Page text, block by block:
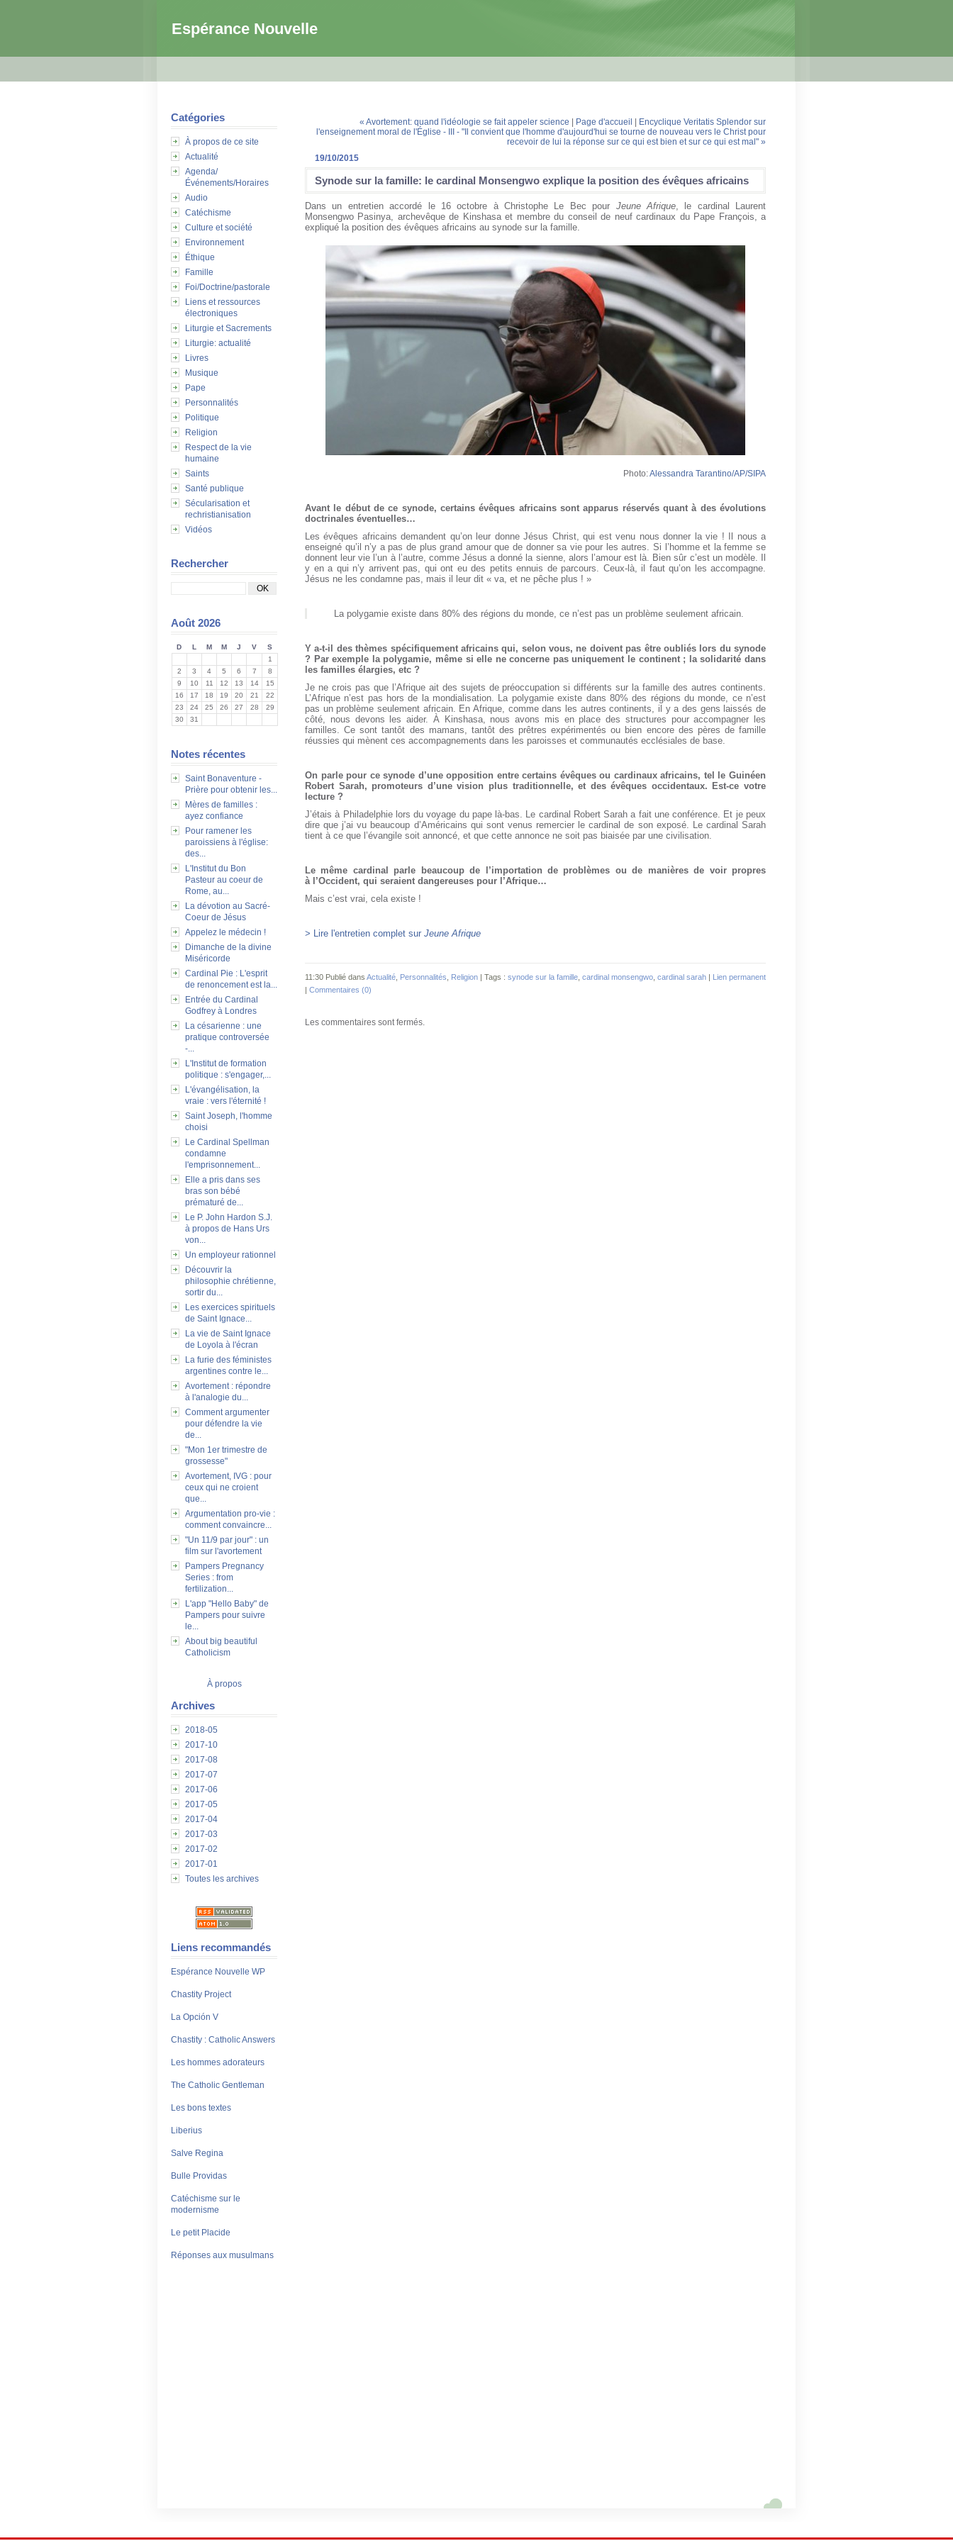
Espérance Nouvelle
Catégories
À propos de ce site
Actualité
Agenda/
Événements/Horaires
Audio
Catéchisme
Culture et société
Environnement
Éthique
Famille
Foi/Doctrine/pastorale
Liens et ressources
électroniques
Liturgie et Sacrements
Liturgie: actualité
Livres
Musique
Pape
Personnalités
Politique
Religion
Respect de la vie
humaine
Saints
Santé publique
Sécularisation et
rechristianisation
Vidéos
Rechercher
Août 2026
D L M M J V
S
1
2
3 4 5 6 7
8
9
10 11 12 13 14
15
16
17 18 19 20 21
22
23
24 25 26 27 28
29
30
31
Notes récentes
Saint Bonaventure -
Prière pour obtenir les...
Mères de familles :
ayez confiance
Pour ramener les
paroissiens à l'église:
des...
L'Institut du Bon
Pasteur au coeur de
Rome, au...
La dévotion au Sacré-
Coeur de Jésus
Appelez le médecin !
Dimanche de la divine
Miséricorde
Cardinal Pie : L'esprit
de renoncement est la...
Entrée du Cardinal
Godfrey à Londres
La césarienne : une
pratique controversée
-...
L'Institut de formation
politique : s'engager,...
L'évangélisation, la
vraie : vers l'éternité !
Saint Joseph, l'homme
choisi
Le Cardinal Spellman
condamne
l'emprisonnement...
Elle a pris dans ses
bras son bébé
prématuré de...
Le P. John Hardon S.J.
à propos de Hans Urs
von...
Un employeur rationnel
Découvrir la
philosophie chrétienne,
sortir du...
Les exercices spirituels
de Saint Ignace...
La vie de Saint Ignace
de Loyola à l'écran
La furie des féministes
argentines contre le...
Avortement : répondre
à l'analogie du...
Comment argumenter
pour défendre la vie
de...
"Mon 1er trimestre de
grossesse"
Avortement, IVG : pour
ceux qui ne croient
que...
Argumentation pro-vie :
comment convaincre...
"Un 11/9 par jour" : un
film sur l'avortement
Pampers Pregnancy
Series : from
fertilization...
L'app "Hello Baby" de
Pampers pour suivre
le...
About big beautiful
Catholicism
À propos
Archives
2018-05
2017-10
2017-08
2017-07
2017-06
2017-05
2017-04
2017-03
2017-02
2017-01
Toutes les archives
Liens recommandés
Espérance Nouvelle WP
Chastity Project
La Opción V
Chastity : Catholic Answers
Les hommes adorateurs
The Catholic Gentleman
Les bons textes
Liberius
Salve Regina
Bulle Providas
Catéchisme sur le
modernisme
Le petit Placide
Réponses aux musulmans
« Avortement: quand l'idéologie se fait appeler science Page d'accueil
Encyclique Veritatis Splendor sur
l'enseignement moral de l'Église - III - "Il convient que l'homme d'aujourd'hui se tourne de nouveau vers le Christ pour
recevoir de lui la réponse sur ce qui est bien et sur ce qui est mal" »
19/10/2015
Synode sur la famille: le cardinal Monsengwo explique la position des évêques africains
Dans un entretien accordé le 16 octobre à Christophe Le Bec pour Jeune Afrique, le cardinal Laurent
Monsengwo Pasinya, archevêque de Kinshasa et membre du conseil de neuf cardinaux du Pape François, a
expliqué la position des évêques africains au synode sur la famille.
Photo:Alessandra Tarantino/AP/SIPA
Avant le début de ce synode, certains évêques africains sont apparus réservés quant à des évolutions
doctrinales éventuelles…
Les évêques africains demandent qu’on leur donne Jésus Christ, qui est venu nous donner la vie ! Il nous a
enseigné qu’il n’y a pas de plus grand amour que de donner sa vie pour les autres. Si l’homme et la femme se
donnent leur vie l’un à l’autre, comme Jésus a donné la sienne, alors l’amour est là. Bien sûr c’est un modèle. Il
y en a qui n’y arrivent pas, qui ont eu des petits ennuis de parcours. Ceux-là, il faut qu’on les accompagne.
Jésus ne les condamne pas, mais il leur dit « va, et ne pêche plus ! »
La polygamie existe dans 80% des régions du monde, ce n’est pas un problème seulement africain.
Y a-t-il des thèmes spécifiquement africains qui, selon vous, ne doivent pas être oubliés lors du synode
? Par exemple la polygamie, même si elle ne concerne pas uniquement le continent ; la solidarité dans
les familles élargies, etc ?
Je ne crois pas que l’Afrique ait des sujets de préoccupation si différents sur la famille des autres continents.
L’Afrique n’est pas hors de la mondialisation. La polygamie existe dans 80% des régions du monde, ce n’est
pas un problème seulement africain. En Afrique, comme dans les autres continents, il y a des gens laissés de
côté, nous devons les aider. À Kinshasa, nous avons mis en place des structures pour accompagner les
familles. Ce sont tantôt des mamans, tantôt des prêtres expérimentés ou bien encore des pères de famille
réussies qui mènent ces accompagnements dans les paroisses et communautés ecclésiales de base.
On parle pour ce synode d’une opposition entre certains évêques ou cardinaux africains, tel le Guinéen
Robert Sarah, promoteurs d’une vision plus traditionnelle, et des évêques occidentaux. Est-ce votre
lecture ?
J’étais à Philadelphie lors du voyage du pape là-bas. Le cardinal Robert Sarah a fait une conférence. Et je peux
dire que j’ai vu beaucoup d’Américains qui sont venus remercier le cardinal de son exposé. Le cardinal Sarah
tient à ce que l’évangile soit annoncé, et que cette annonce ne soit pas biaisée par une civilisation.
Le même cardinal parle beaucoup de l’importation de problèmes ou de manières de voir propres
à l’Occident, qui seraient dangereuses pour l’Afrique…
Mais c’est vrai, cela existe !
> Lire l'entretien complet sur Jeune Afrique
11:30 Publié dans Actualité Personnalités Religion | Tags : synode sur la famille cardinal monsengwo cardinal sarah | Lien permanent
| Commentaires (0)
Les commentaires sont fermés.